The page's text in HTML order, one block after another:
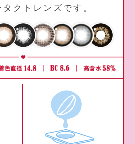
クトレンズです。